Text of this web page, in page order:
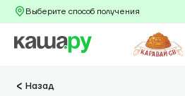
Выберите способ получения
Назад